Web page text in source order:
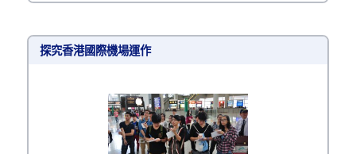
探究香港國際機場運作